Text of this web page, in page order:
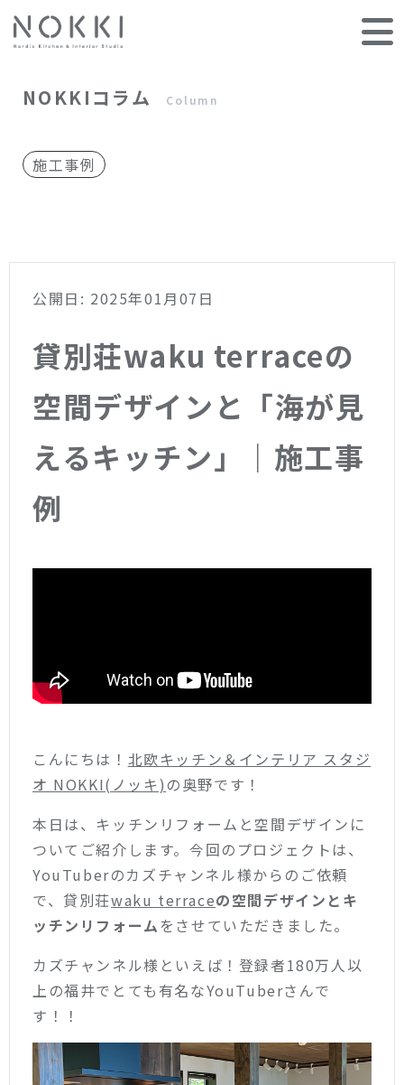
NOKKIコラム Column
施工事例
公開日: 2025年01月07日
貸別荘waku terraceの
空間デザインと「海が見
えるキッチン」｜施工事
例
こんにちは！ 北欧キッチン＆インテリア スタジ
オ NOKKI(ノッキ) の奥野です！
本日は、キッチンリフォームと空間デザインに
ついてご紹介します。今回のプロジェクトは、
YouTuberのカズチャンネル様からのご依頼
で、貸別荘waku terraceの空間デザインとキ
ッチンリフォーム をさせていただきました。
カズチャンネル様といえば！ 登録者180万人以
上の福井でとても有名なYouTuberさんで
す！！